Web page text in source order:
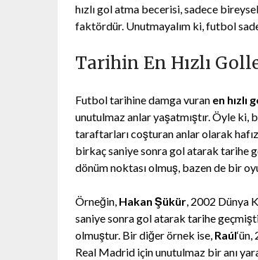
hızlı gol atma becerisi, sadece
faktördür. Unutmayalım ki, futbol
Tarihin En Hızlı
Futbol tarihine damga vuran en hızlı
unutulmaz anlar yaşatmıştır. Öyle ki,
taraftarları coşturan anlar olarak
birkaç saniye sonra gol atarak tarihe
dönüm noktası olmuş, bazen de bir
Örneğin, Hakan Şükür, 2002 Dünya
saniye sonra gol atarak tarihe
olmuştur. Bir diğer örnek ise, Raúl
Real Madrid için unutulmaz bir anı